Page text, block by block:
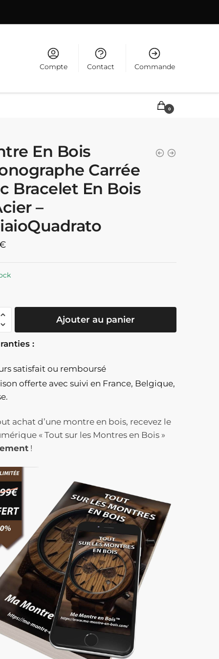
Compte Contact Commande
0
En Bois
Carrée
Bracelet En Bois
–
Ajouter au panier
:
satisfait ou remboursé
offerte avec suivi en France, Belgique,
achat d’une montre en bois, recevez le
« Tout sur les Montres en Bois »
!